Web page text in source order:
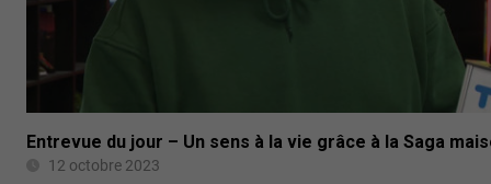
Entrevue du jour – Un sens à la vie grâce à la Saga
12 octobre 2023